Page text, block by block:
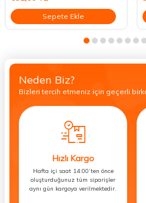
Sepete Ekle
Neden Biz?
Bizleri tercih etmeniz için geçerli
Hızlı Kargo
Hafta içi saat 14:00’ten önce
oluşturduğunuz tüm siparişler
aynı gün kargoya verilmektedir.